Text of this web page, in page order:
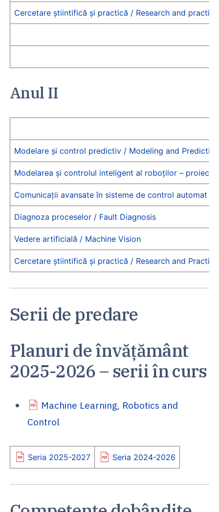
Cercetare știintifică și practică / Research and
Anul II
Modelare și control predictiv / Modeling and
Modelarea și controlul inteligent al roboților – proiect
Comunicații avansate în sisteme de control automat
Diagnoza proceselor / Fault Diagnosis
Vedere artificială / Machine Vision
Cercetare știintifică și practică / Research and
Serii de predare
Planuri de învățământ
2025-2026 – serii în curs
Machine Learning, Robotics and
Control
Seria 2025-2027 Seria 2024-2026